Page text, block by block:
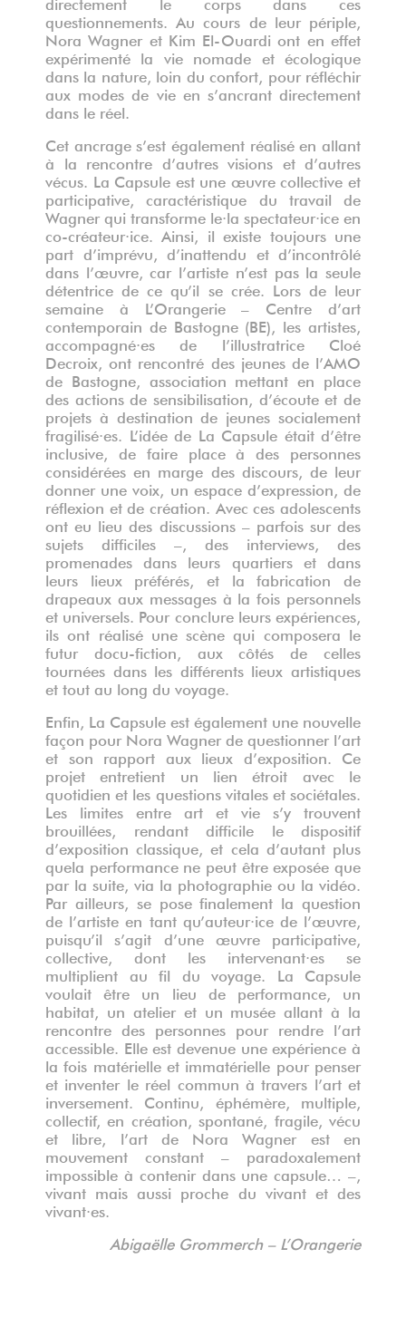
directement le corps dans ces
questionnements. Au cours de leur périple,
Nora Wagner et Kim El-Ouardi ont en effet
expérimenté la vie nomade et écologique
dans la nature, loin du confort, pour réfléchir
aux modes de vie en s’ancrant directement
dans le réel.
Cet ancrage s’est également réalisé en allant
à la rencontre d’autres visions et d’autres
vécus. La Capsule est une œuvre collective et
participative, caractéristique du travail de
Wagner qui transforme le·la spectateur·ice en
co-créateur·ice. Ainsi, il existe toujours une
part d’imprévu, d’inattendu et d’incontrôlé
dans l’œuvre, car l’artiste n’est pas la seule
détentrice de ce qu’il se crée. Lors de leur
semaine à L’Orangerie – Centre d’art
contemporain de Bastogne (BE), les artistes,
accompagné·es de l’illustratrice Cloé
Decroix, ont rencontré des jeunes de l’AMO
de Bastogne, association mettant en place
des actions de sensibilisation, d’écoute et de
projets à destination de jeunes socialement
fragilisé·es. L’idée de La Capsule était d’être
inclusive, de faire place à des personnes
considérées en marge des discours, de leur
donner une voix, un espace d’expression, de
réflexion et de création. Avec ces adolescents
ont eu lieu des discussions – parfois sur des
sujets difficiles –, des interviews, des
promenades dans leurs quartiers et dans
leurs lieux préférés, et la fabrication de
drapeaux aux messages à la fois personnels
et universels. Pour conclure leurs expériences,
ils ont réalisé une scène qui composera le
futur docu-fiction, aux côtés de celles
tournées dans les différents lieux artistiques
et tout au long du voyage.
Enfin, La Capsule est également une nouvelle
façon pour Nora Wagner de questionner l’art
et son rapport aux lieux d’exposition. Ce
projet entretient un lien étroit avec le
quotidien et les questions vitales et sociétales.
Les limites entre art et vie s’y trouvent
brouillées, rendant difficile le dispositif
d’exposition classique, et cela d’autant plus
quela performance ne peut être exposée que
par la suite, via la photographie ou la vidéo.
Par ailleurs, se pose finalement la question
de l’artiste en tant qu’auteur·ice de l’œuvre,
puisqu’il s’agit d’une œuvre participative,
collective, dont les intervenant·es se
multiplient au fil du voyage. La Capsule
voulait être un lieu de performance, un
habitat, un atelier et un musée allant à la
rencontre des personnes pour rendre l’art
accessible. Elle est devenue une expérience à
la fois matérielle et immatérielle pour penser
et inventer le réel commun à travers l’art et
inversement. Continu, éphémère, multiple,
collectif, en création, spontané, fragile, vécu
et libre, l’art de Nora Wagner est en
mouvement constant – paradoxalement
impossible à contenir dans une capsule… –,
vivant mais aussi proche du vivant et des
vivant·es.
Abigaëlle Grommerch – L’Orangerie